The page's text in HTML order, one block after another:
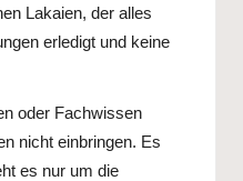
Lakaien, der alles
erledigt und keine
oder Fachwissen
nicht einbringen. Es
es nur um die